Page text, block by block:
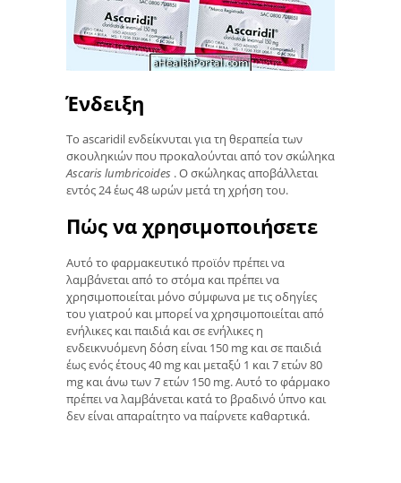
Ένδειξη
Το ascaridil ενδείκνυται για τη θεραπεία των
σκουληκιών που προκαλούνται από τον σκώληκα
Ascaris lumbricoides . Ο σκώληκας αποβάλλεται
εντός 24 έως 48 ωρών μετά τη χρήση του.
Πώς να χρησιμοποιήσετε
Αυτό το φαρμακευτικό προϊόν πρέπει να
λαμβάνεται από το στόμα και πρέπει να
χρησιμοποιείται μόνο σύμφωνα με τις οδηγίες
του γιατρού και μπορεί να χρησιμοποιείται από
ενήλικες και παιδιά και σε ενήλικες η
ενδεικνυόμενη δόση είναι 150 mg και σε παιδιά
έως ενός έτους 40 mg και μεταξύ 1 και 7 ετών 80
mg και άνω των 7 ετών 150 mg. Αυτό το φάρμακο
πρέπει να λαμβάνεται κατά το βραδινό ύπνο και
δεν είναι απαραίτητο να παίρνετε καθαρτικά.